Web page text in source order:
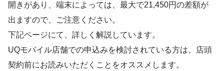
開きがあり、端末によっては、最大で21,450円の差額が
出ますので、ご注意ください。
下記ページにて、詳しく解説しています。
UQモバイル店舗での申込みを検討されている方は、店頭
契約前にお読みいただくことをオススメします。